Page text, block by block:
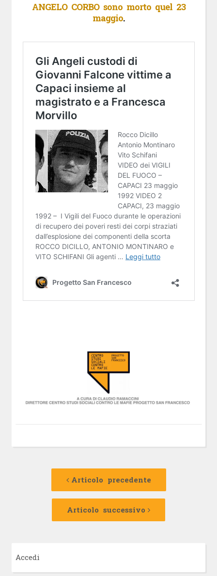
ANGELO CORBO sono morto quel 23
maggio.
Navigazione
Articolo precedente
Articolo
Articolo successivo
Articolo
Accedi